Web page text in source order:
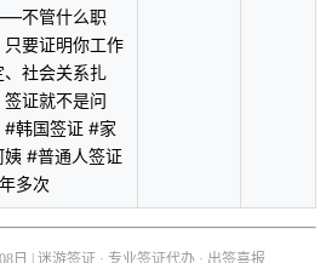
不管什么职
只要证明你工作
、社会关系扎
签证就不是问
#韩国签证 #家
姨 #普通人签证
多次
日 | 迷游签证 · 专业签证代办 · 出签喜报